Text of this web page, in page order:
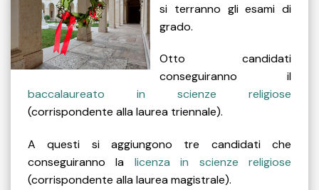
si terranno gli esami di
grado.
Otto candidati
conseguiranno il
baccalaureato in scienze religiose
(corrispondente alla laurea triennale).
A questi si aggiungono tre candidati che
conseguiranno la licenza in scienze religiose
(corrispondente alla laurea magistrale).